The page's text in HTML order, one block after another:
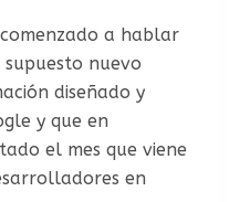
a hablar
nuevo
diseñado y
y que en
el mes que viene
en